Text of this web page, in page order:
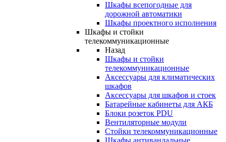
Шкафы всепогодные для
дорожной автоматики
Шкафы проектного исполнения
Шкафы и стойки
телекоммуникационные
Назад
Шкафы и стойки
телекоммуникационные
Аксессуары для климатических
шкафов
Аксессуары для шкафов и стоек
Батарейные кабинеты для АКБ
Блоки розеток PDU
Вентиляторные модули
Стойки телекоммуникационные
Шкафы антивандальные